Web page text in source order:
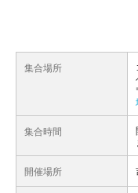
集合場所
集合時間
開催場所